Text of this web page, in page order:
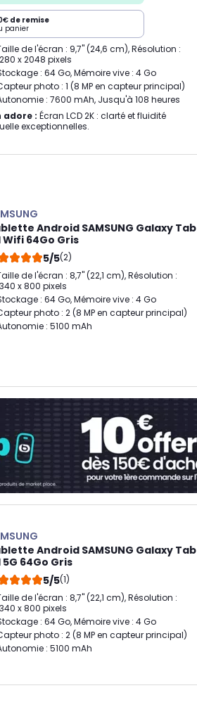
de remise
panier
de l'écran : 9,7" (24,6 cm), Résolution :
x 2048 pixels
: 64 Go, Mémoire vive : 4 Go
photo : 1 (8 MP en capteur principal)
: 7600 mAh, Jusqu'à 108 heures
adore : Écran LCD 2K : clarté et fluidité
exceptionnelles.
Android SAMSUNG Galaxy Tab
Wifi 64Go Gris
5/5(2)
de l'écran : 8,7" (22,1 cm), Résolution :
x 800 pixels
: 64 Go, Mémoire vive : 4 Go
photo : 2 (8 MP en capteur principal)
: 5100 mAh
Android SAMSUNG Galaxy Tab
5G 64Go Gris
5/5(1)
de l'écran : 8,7" (22,1 cm), Résolution :
x 800 pixels
: 64 Go, Mémoire vive : 4 Go
photo : 2 (8 MP en capteur principal)
: 5100 mAh